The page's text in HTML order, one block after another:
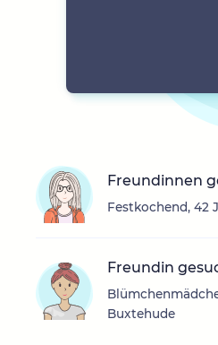
Freundinnen
Festkochend, 42
Freundin
Buxtehude